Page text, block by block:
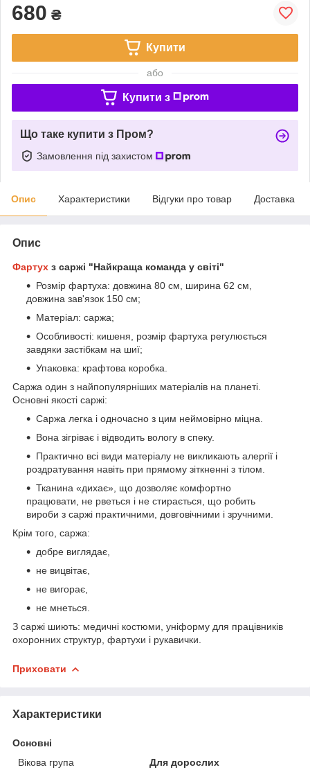
680 ₴
Купити
або
Купити з
Що таке купити з Пром?
Замовлення під захистом
Опис Характеристики Відгуки про товар Доставка
Опис
Фартух з саржі "Найкраща команда у світі"
Розмір фартуха: довжина 80 см, ширина 62 см,
довжина зав'язок 150 см;
Матеріал: саржа;
Особливості: кишеня, розмір фартуха регулюється
завдяки застібкам на шиї;
Упаковка: крафтова коробка.
Саржа один з найпопулярніших матеріалів на планеті.
Основні якості саржі:
Саржа легка і одночасно з цим неймовірно міцна.
Вона зігріває і відводить вологу в спеку.
Практично всі види матеріалу не викликають алергії і
роздратування навіть при прямому зіткненні з тілом.
Тканина «дихає», що дозволяє комфортно
працювати, не рветься і не стирається, що робить
вироби з саржі практичними, довговічними і зручними.
Крім того, саржа:
добре виглядає,
не вицвітає,
не вигорає,
не мнеться.
З саржі шиють: медичні костюми, уніформу для працівників
охоронних структур, фартухи і рукавички.
Приховати
Характеристики
Основні
Вікова група
Для дорослих